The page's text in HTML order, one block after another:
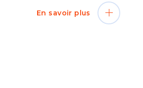
En savoir plus